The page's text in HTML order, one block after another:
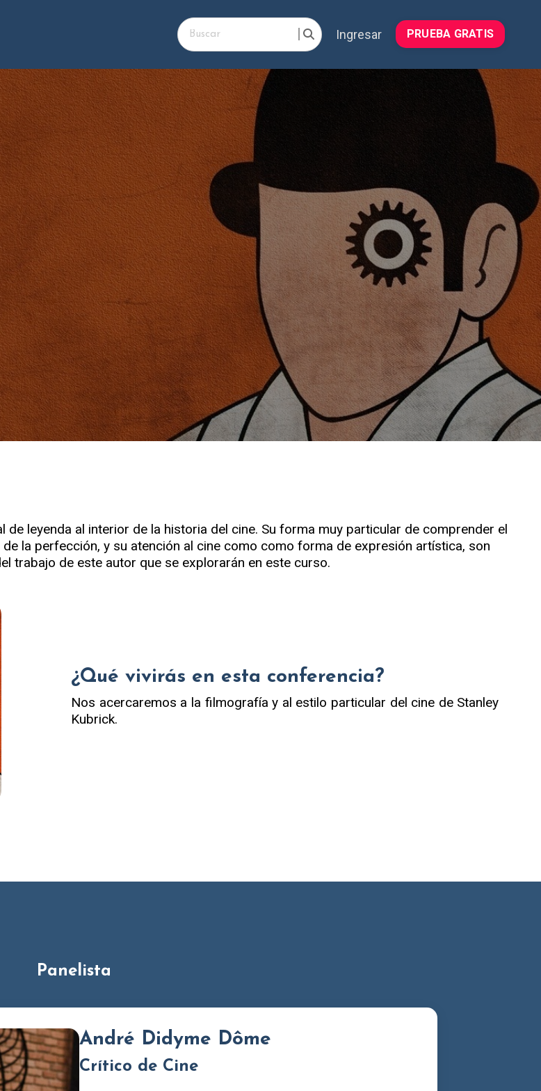
Ingresar PRUEBA GRATIS
leyenda al interior de la historia del cine. Su forma muy particular de comprender el
la perfección, y su atención al cine como como forma de expresión artística, son
trabajo de este autor que se explorarán en este curso.
¿Qué vivirás en esta conferencia?
Nos acercaremos a la filmografía y al estilo particular del cine de Stanley
Kubrick.
Panelista
André Didyme Dôme
Crítico de Cine